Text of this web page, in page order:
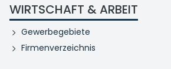
WIRTSCHAFT & ARBEIT
Gewerbegebiete
Firmenverzeichnis